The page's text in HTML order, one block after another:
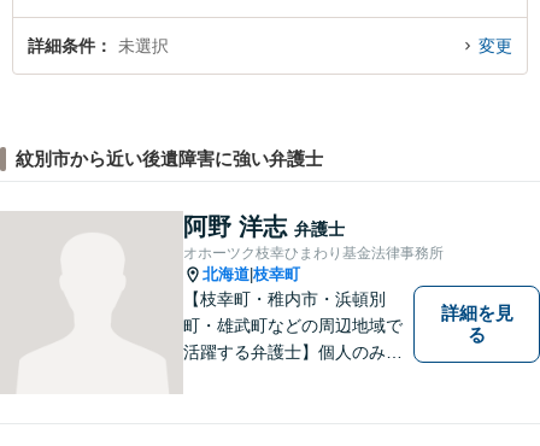
詳細条件 未選択 変更
紋別市から近い後遺障害に強い弁護士
阿野 洋志 弁護士
オホーツク枝幸ひまわり基金法律事務所
北海道 枝幸町
【枝幸町・稚内市・浜頓別
町・雄武町などの周辺地域で
活躍する弁護士】個人のみな
ています。親切・丁寧な対応
詳細を見
る